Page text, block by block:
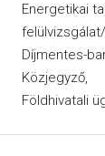
Energetikai
Díjmentes-
Közjegyző,
Földhivatali